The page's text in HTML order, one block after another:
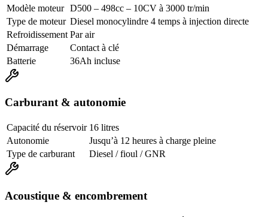
Modèle moteur D500 – 498cc – 10CV à 3000 tr/min
Type de moteur Diesel monocylindre 4 temps à injection directe
Refroidissement Par air
Démarrage
Contact à clé
Batterie
36Ah incluse
Carburant & autonomie
Capacité du réservoir 16 litres
Autonomie
Jusqu’à 12 heures à charge pleine
Type de carburant
Diesel / fioul / GNR
Acoustique & encombrement